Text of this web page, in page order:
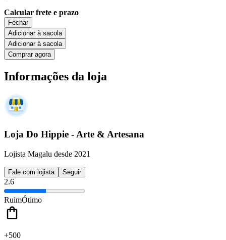
Calcular frete e prazo
Fechar
Adicionar à sacola
Adicionar à sacola
Comprar agora
Informações da loja
Loja Do Hippie - Arte & Artesana
Lojista Magalu desde 2021
Fale com lojista Seguir
2.6
RuimÓtimo
+500